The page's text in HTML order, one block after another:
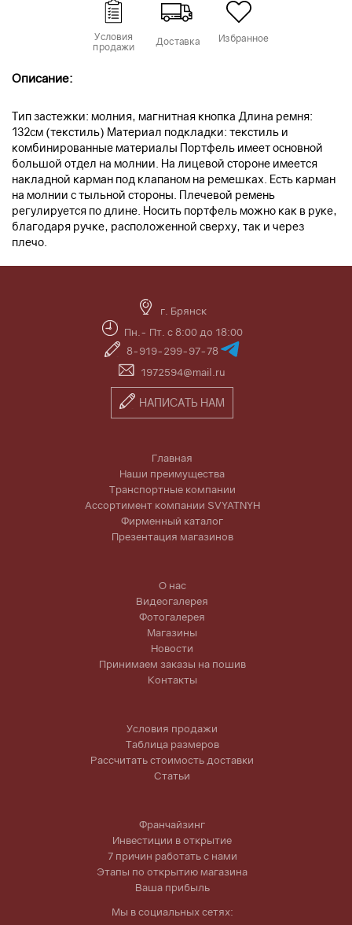
Условия
продажи Доставка Избранное
Описание:
Тип застежки: молния, магнитная кнопка Длина ремня:
132см (текстиль) Материал подкладки: текстиль и
комбинированные материалы Портфель имеет основной
большой отдел на молнии. На лицевой стороне имеется
накладной карман под клапаном на ремешках. Есть карман
на молнии с тыльной стороны. Плечевой ремень
регулируется по длине. Носить портфель можно как в руке,
благодаря ручке, расположенной сверху, так и через
плечо.
г. Брянск
Пн.- Пт. с 8:00 до 18:00
8-919-299-97-78
1972594@mail.ru
НАПИСАТЬ НАМ
Главная
Наши преимущества
Транспортные компании
Ассортимент компании SVYATNYH
Фирменный каталог
Презентация магазинов
О нас
Видеогалерея
Фотогалерея
Магазины
Новости
Принимаем заказы на пошив
Контакты
Условия продажи
Таблица размеров
Рассчитать стоимость доставки
Статьи
Франчайзинг
Инвестиции в открытие
7 причин работать с нами
Этапы по открытию магазина
Ваша прибыль
Мы в социальных сетях: